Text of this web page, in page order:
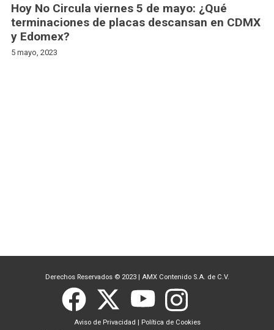
Hoy No Circula viernes 5 de mayo: ¿Qué
terminaciones de placas descansan en CDMX
y Edomex?
5 mayo, 2023
Derechos Reservados © 2023 AMX Contenido S.A. de C.V.
Aviso de Privacidad | Política de Cookies